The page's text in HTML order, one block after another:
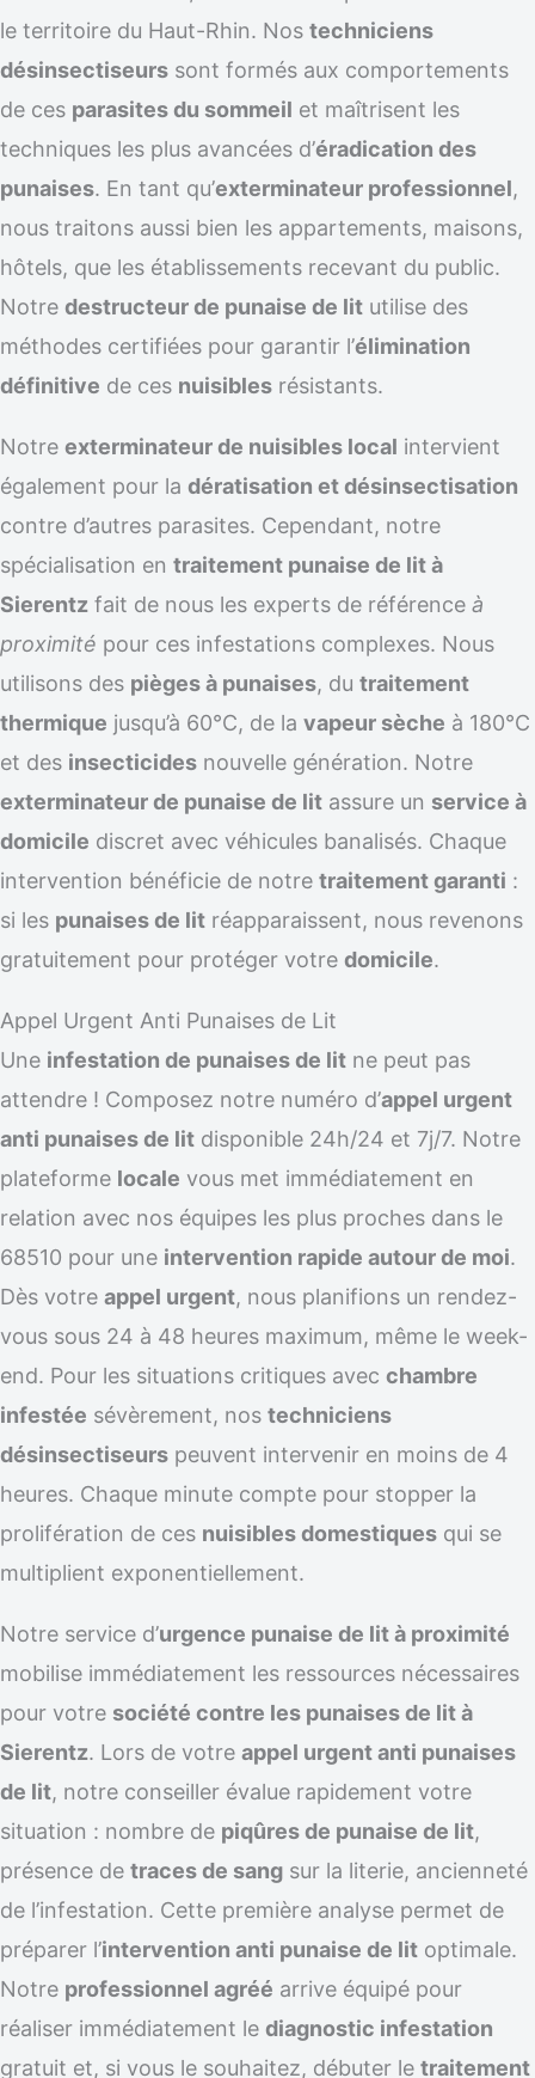
le territoire du Haut-Rhin. Nos techniciens
désinsectiseurs sont formés aux comportements
de ces parasites du sommeil et maîtrisent les
techniques les plus avancées d’éradication des
punaises. En tant qu’exterminateur professionnel,
nous traitons aussi bien les appartements, maisons,
hôtels, que les établissements recevant du public.
Notre destructeur de punaise de lit utilise des
méthodes certifiées pour garantir l’élimination
définitive de ces nuisibles résistants.
Notre exterminateur de nuisibles local intervient
également pour la dératisation et désinsectisation
contre d’autres parasites. Cependant, notre
spécialisation en traitement punaise de lit à
Sierentz fait de nous les experts de référence à
proximité pour ces infestations complexes. Nous
utilisons des pièges à punaises, du traitement
thermique jusqu’à 60°C, de la vapeur sèche à 180°C
et des insecticides nouvelle génération. Notre
exterminateur de punaise de lit assure un service à
domicile discret avec véhicules banalisés. Chaque
intervention bénéficie de notre traitement garanti :
si les punaises de lit réapparaissent, nous revenons
gratuitement pour protéger votre domicile.
Appel Urgent Anti Punaises de Lit
Une infestation de punaises de lit ne peut pas
attendre ! Composez notre numéro d’appel urgent
anti punaises de lit disponible 24h/24 et 7j/7. Notre
plateforme locale vous met immédiatement en
relation avec nos équipes les plus proches dans le
68510 pour une intervention rapide autour de moi.
Dès votre appel urgent, nous planifions un rendez-
vous sous 24 à 48 heures maximum, même le week-
end. Pour les situations critiques avec chambre
infestée sévèrement, nos techniciens
désinsectiseurs peuvent intervenir en moins de 4
heures. Chaque minute compte pour stopper la
prolifération de ces nuisibles domestiques qui se
multiplient exponentiellement.
Notre service d’urgence punaise de lit à proximité
mobilise immédiatement les ressources nécessaires
pour votre société contre les punaises de lit à
Sierentz. Lors de votre appel urgent anti punaises
de lit, notre conseiller évalue rapidement votre
situation : nombre de piqûres de punaise de lit,
présence de traces de sang sur la literie, ancienneté
de l’infestation. Cette première analyse permet de
préparer l’intervention anti punaise de lit optimale.
Notre professionnel agréé arrive équipé pour
réaliser immédiatement le diagnostic infestation
gratuit et, si vous le souhaitez, débuter le traitement